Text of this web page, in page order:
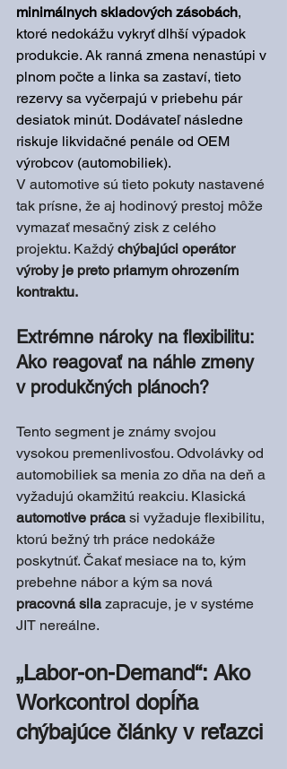
minimálnych skladových zásobách,
ktoré nedokážu vykryť dlhší výpadok
produkcie. Ak ranná zmena nenastúpi v
plnom počte a linka sa zastaví, tieto
rezervy sa vyčerpajú v priebehu pár
desiatok minút. Dodávateľ následne
riskuje likvidačné penále od OEM
výrobcov (automobiliek).
V automotive sú tieto pokuty nastavené
tak prísne, že aj hodinový prestoj môže
vymazať mesačný zisk z celého
projektu. Každý chýbajúci operátor
výroby je preto priamym ohrozením
kontraktu.
Extrémne nároky na flexibilitu:
Ako reagovať na náhle zmeny
v produkčných plánoch?
Tento segment je známy svojou
vysokou premenlivosťou. Odvolávky od
automobiliek sa menia zo dňa na deň a
vyžadujú okamžitú reakciu. Klasická
automotive práca si vyžaduje flexibilitu,
ktorú bežný trh práce nedokáže
poskytnúť. Čakať mesiace na to, kým
prebehne nábor a kým sa nová
pracovná sila zapracuje, je v systéme
JIT nereálne.
„Labor-on-Demand“: Ako
Workcontrol dopĺňa
chýbajúce články v reťazci